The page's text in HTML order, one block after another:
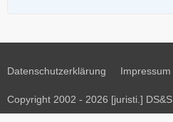
Datenschutzerklärung Impressum
Copyright 2002 - 2026 [juristi.] DS&S